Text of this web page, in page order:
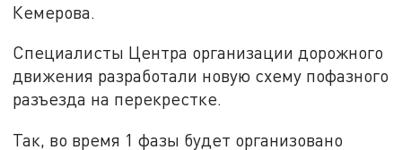
Кемерова.
Специалисты Центра организации дорожного
движения разработали новую схему пофазного
разъезда на перекрестке.
Так, во время 1 фазы будет организовано